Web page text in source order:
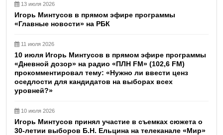
13 июля 2026
Игорь Минтусов в прямом эфире программы
«Главные новости» на РБК
11 июля 2026
10 июля Игорь Минтусов в прямом эфире программы
«Дневной дозор» на радио «ПЛН FM» (102,6 FM)
прокомментировал тему: «Нужно ли ввести ценз
оседлости для кандидатов на выборах всех
уровней?»
10 июля 2026
Игорь Минтусов принял участие в съемках сюжета о
30-летии выборов Б.Н. Ельцина на телеканале «Мир»